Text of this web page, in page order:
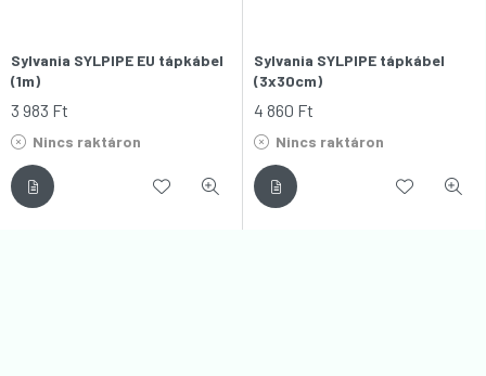
Sylvania SYLPIPE EU tápkábel
(1m)
3 983 Ft
Nincs raktáron
Sylvania SYLPIPE tápkábel
(3x30cm)
4 860 Ft
Nincs raktáron